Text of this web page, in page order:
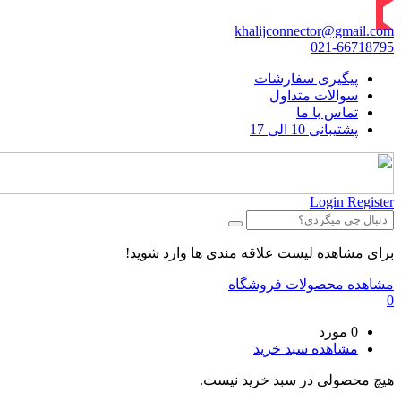
khalijconnector@gmail.com
021-66718795
پیگیری سفارشات
سوالات متداول
تماس با ما
پشتیبانی 10 الی 17
Login Register
برای مشاهده لیست علاقه مندی ها وارد شوید!
مشاهده محصولات فروشگاه
0
0 مورد
مشاهده سبد خرید
هیچ محصولی در سبد خرید نیست.